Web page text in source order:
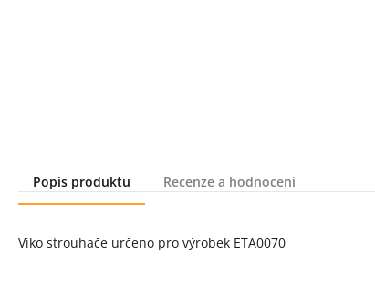
Popis produktu
Recenze a hodnocení
Víko strouhače určeno pro výrobek ETA0070